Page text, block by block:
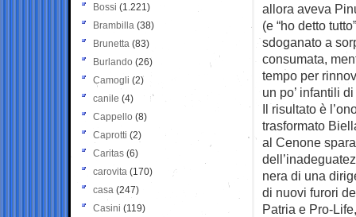
allora aveva
(e “ho detto
sdoganato a
consumata,
tempo per
un po’ infantili
Il risultato è
trasformato
al Cenone
nera di una
di nuovi furori
Patria e Pro-
Bossi (1.221)
Brambilla (38)
Brunetta (83)
Burlando (26)
Camogli (2)
canile (4)
Cappello (8)
Caprotti (2)
Caritas (6)
carovita (170)
casa (247)
Casini (119)